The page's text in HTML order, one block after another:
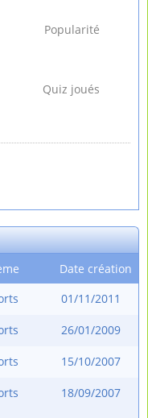
Popularité
Quiz joués
Date création
01/11/2011
26/01/2009
15/10/2007
18/09/2007